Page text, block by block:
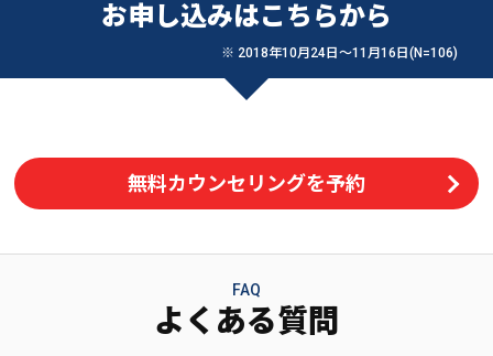
お申し込みはこちらから
※ 2018年10月24日〜11月16日(N=106)
無料カウンセリングを予約
FAQ
よくある質問